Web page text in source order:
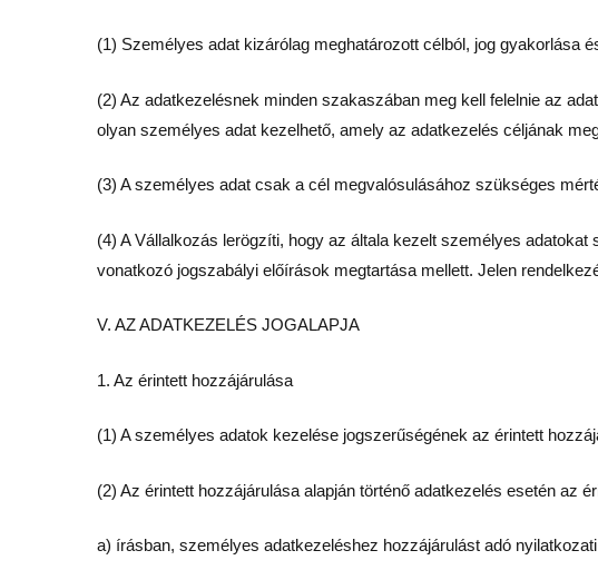
(1) Személyes adat kizárólag meghatározott célból, jog gyakorlása
(2) Az adatkezelésnek minden szakaszában meg kell felelnie az
olyan személyes adat kezelhető, amely az adatkezelés céljának
(3) A személyes adat csak a cél megvalósulásához szükséges
(4) A Vállalkozás lerögzíti, hogy az általa kezelt személyes
vonatkozó jogszabályi előírások megtartása mellett. Jelen
V. AZ ADATKEZELÉS JOGALAPJA
1. Az érintett hozzájárulása
(1) A személyes adatok kezelése jogszerűségének az érintett
(2) Az érintett hozzájárulása alapján történő adatkezelés esetén az
a) írásban, személyes adatkezeléshez hozzájárulást adó